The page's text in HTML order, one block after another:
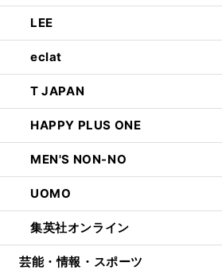
LEE
eclat
T JAPAN
HAPPY PLUS ONE
MEN'S NON-NO
UOMO
集英社オンライン
芸能・情報・スポーツ